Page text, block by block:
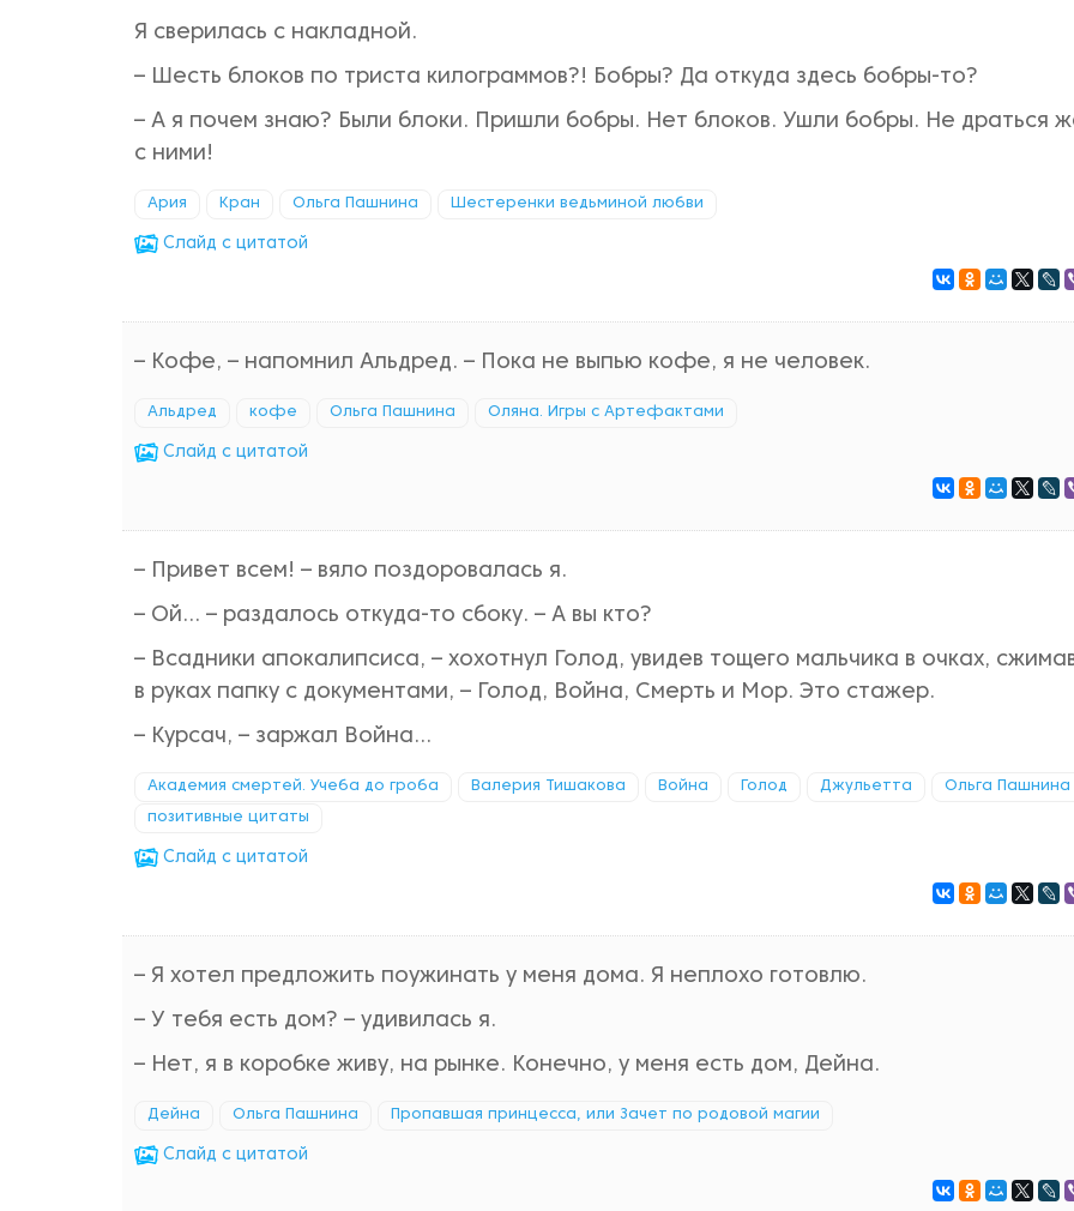
Я сверилась с накладной.
– Шесть блоков по триста килограммов?! Бобры? Да откуда здесь бобры-то?
– А я почем знаю? Были блоки. Пришли бобры. Нет блоков. Ушли бобры. Не драться
с ними!
Ария Кран Ольга Пашнина Шестеренки ведьминой любви
Cлайд с цитатой
– Кофе, – напомнил Альдред. – Пока не выпью кофе, я не человек.
Альдред кофе Ольга Пашнина Оляна. Игры с Артефактами
Cлайд с цитатой
– Привет всем! – вяло поздоровалась я.
– Ой… – раздалось откуда-то сбоку. – А вы кто?
– Всадники апокалипсиса, – хохотнул Голод, увидев тощего мальчика в очках,
в руках папку с документами, – Голод, Война, Смерть и Мор. Это стажер.
– Курсач, – заржал Война...
Академия смертей. Учеба до гроба Валерия Тишакова Война Голод Джульетта Ольга Пашнина
позитивные цитаты
Cлайд с цитатой
– Я хотел предложить поужинать у меня дома. Я неплохо готовлю.
– У тебя есть дом? – удивилась я.
– Нет, я в коробке живу, на рынке. Конечно, у меня есть дом, Дейна.
Дейна Ольга Пашнина Пропавшая принцесса, или Зачет по родовой магии
Cлайд с цитатой